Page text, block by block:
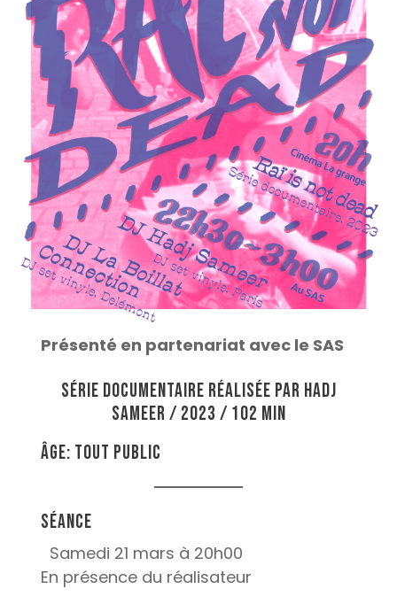
Présenté en partenariat avec le SAS
Série documentaire réalisée par Hadj
Sameer / 2023 / 102 min
Âge: tout public
Séance
Samedi 21 mars à 20h00
En présence du réalisateur